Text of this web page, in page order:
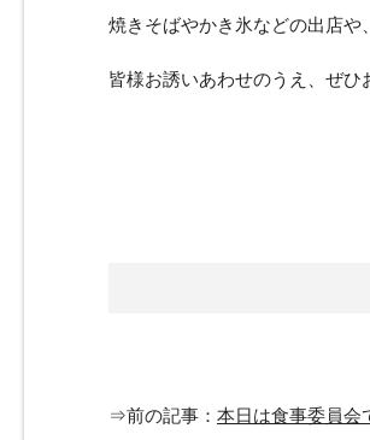
焼きそばやかき氷などの出店
皆様お誘いあわせのうえ、ぜひ
⇒前の記事： 本日は食事委員